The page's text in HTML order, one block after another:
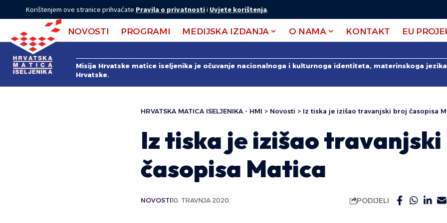
Korištenjem ove stranice prihvaćate Pravila o privatnostii Uvjete korištenja.
NOVOSTI PROGRAMI MEDIJSKA IZDANJA O NAMA KONTAKT EU
Misija Hrvatske matice iseljenika je očuvanje nacionalnoga i kulturnoga identiteta, materinskoga
Hrvatske.
HRVATSKA MATICA ISELJENIKA - HMI > Novosti > Iz tiska je izišao travanjski broj časopisa
Iz tiska je izišao
časopisa Matica
NOVOSTI10. TRAVNJA 2020. PODIJELI